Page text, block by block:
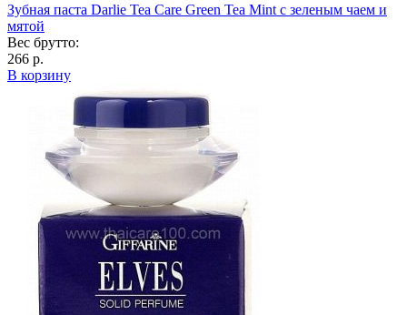
Зубная паста Darlie Tea Care Green Tea Mint с зеленым чаем и
мятой
Вес брутто:
266 р.
В корзину